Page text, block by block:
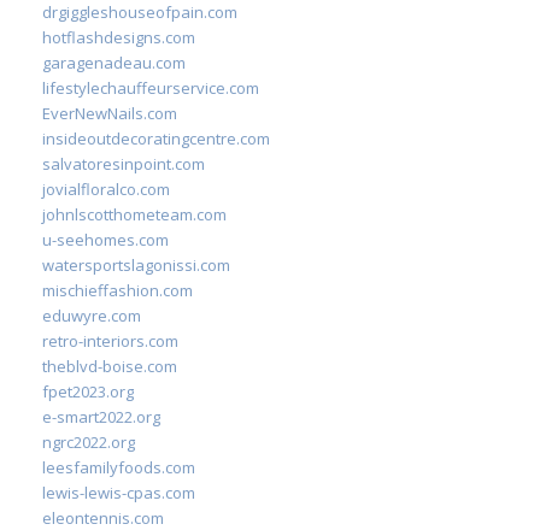
drgiggleshouseofpain.com
hotflashdesigns.com
garagenadeau.com
lifestylechauffeurservice.com
EverNewNails.com
insideoutdecoratingcentre.com
salvatoresinpoint.com
jovialfloralco.com
johnlscotthometeam.com
u-seehomes.com
watersportslagonissi.com
mischieffashion.com
eduwyre.com
retro-interiors.com
theblvd-boise.com
fpet2023.org
e-smart2022.org
ngrc2022.org
leesfamilyfoods.com
lewis-lewis-cpas.com
eleontennis.com